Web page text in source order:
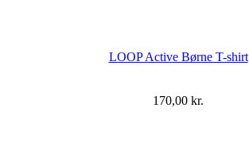
LOOP Active Børne T-shirt
170,00 kr.